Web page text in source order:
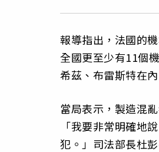
報導指出，法國的
全國更至少有11個
希茲、布雷斯特在
當局表示，製造混
「我要非常明確地
犯。」司法部長杜